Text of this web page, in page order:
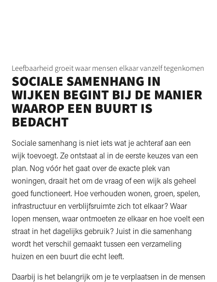
Leefbaarheid groeit waar mensen elkaar vanzelf tegenkomen
SOCIALE SAMENHANG IN
WIJKEN BEGINT BIJ DE MANIER
WAAROP EEN BUURT IS
BEDACHT
Sociale samenhang is niet iets wat je achteraf aan een
wijk toevoegt. Ze ontstaat al in de eerste keuzes van een
plan. Nog vóór het gaat over de exacte plek van
woningen, draait het om de vraag of een wijk als geheel
goed functioneert. Hoe verhouden wonen, groen, spelen,
infrastructuur en verblijfsruimte zich tot elkaar? Waar
lopen mensen, waar ontmoeten ze elkaar en hoe voelt een
straat in het dagelijks gebruik? Juist in die samenhang
wordt het verschil gemaakt tussen een verzameling
huizen en een buurt die echt leeft.
Daarbij is het belangrijk om je te verplaatsen in de mensen